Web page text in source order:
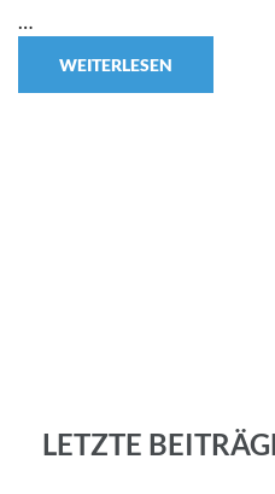
…
WEITERLESEN
LETZTE